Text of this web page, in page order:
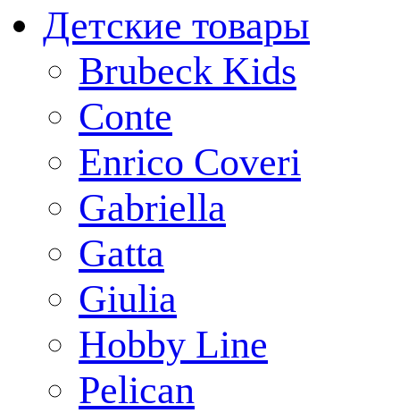
Детские товары
Brubeck Kids
Conte
Enrico Coveri
Gabriella
Gatta
Giulia
Hobby Line
Pelican